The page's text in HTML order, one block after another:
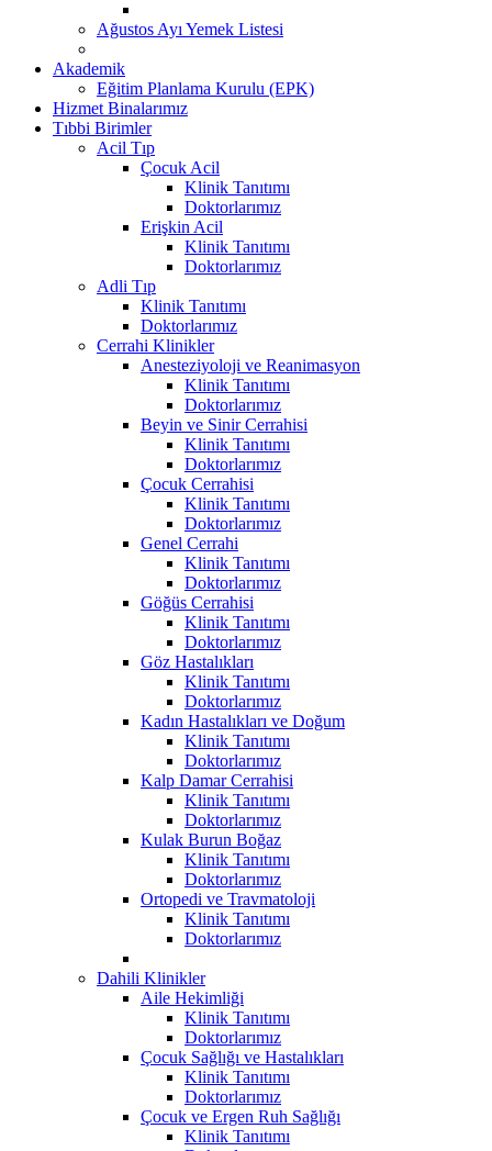
Ağustos Ayı Yemek Listesi
Akademik
Eğitim Planlama Kurulu (EPK)
Hizmet Binalarımız
Tıbbi Birimler
Acil Tıp
Çocuk Acil
Klinik Tanıtımı
Doktorlarımız
Erişkin Acil
Klinik Tanıtımı
Doktorlarımız
Adli Tıp
Klinik Tanıtımı
Doktorlarımız
Cerrahi Klinikler
Anesteziyoloji ve Reanimasyon
Klinik Tanıtımı
Doktorlarımız
Beyin ve Sinir Cerrahisi
Klinik Tanıtımı
Doktorlarımız
Çocuk Cerrahisi
Klinik Tanıtımı
Doktorlarımız
Genel Cerrahi
Klinik Tanıtımı
Doktorlarımız
Göğüs Cerrahisi
Klinik Tanıtımı
Doktorlarımız
Göz Hastalıkları
Klinik Tanıtımı
Doktorlarımız
Kadın Hastalıkları ve Doğum
Klinik Tanıtımı
Doktorlarımız
Kalp Damar Cerrahisi
Klinik Tanıtımı
Doktorlarımız
Kulak Burun Boğaz
Klinik Tanıtımı
Doktorlarımız
Ortopedi ve Travmatoloji
Klinik Tanıtımı
Doktorlarımız
Dahili Klinikler
Aile Hekimliği
Klinik Tanıtımı
Doktorlarımız
Çocuk Sağlığı ve Hastalıkları
Klinik Tanıtımı
Doktorlarımız
Çocuk ve Ergen Ruh Sağlığı
Klinik Tanıtımı